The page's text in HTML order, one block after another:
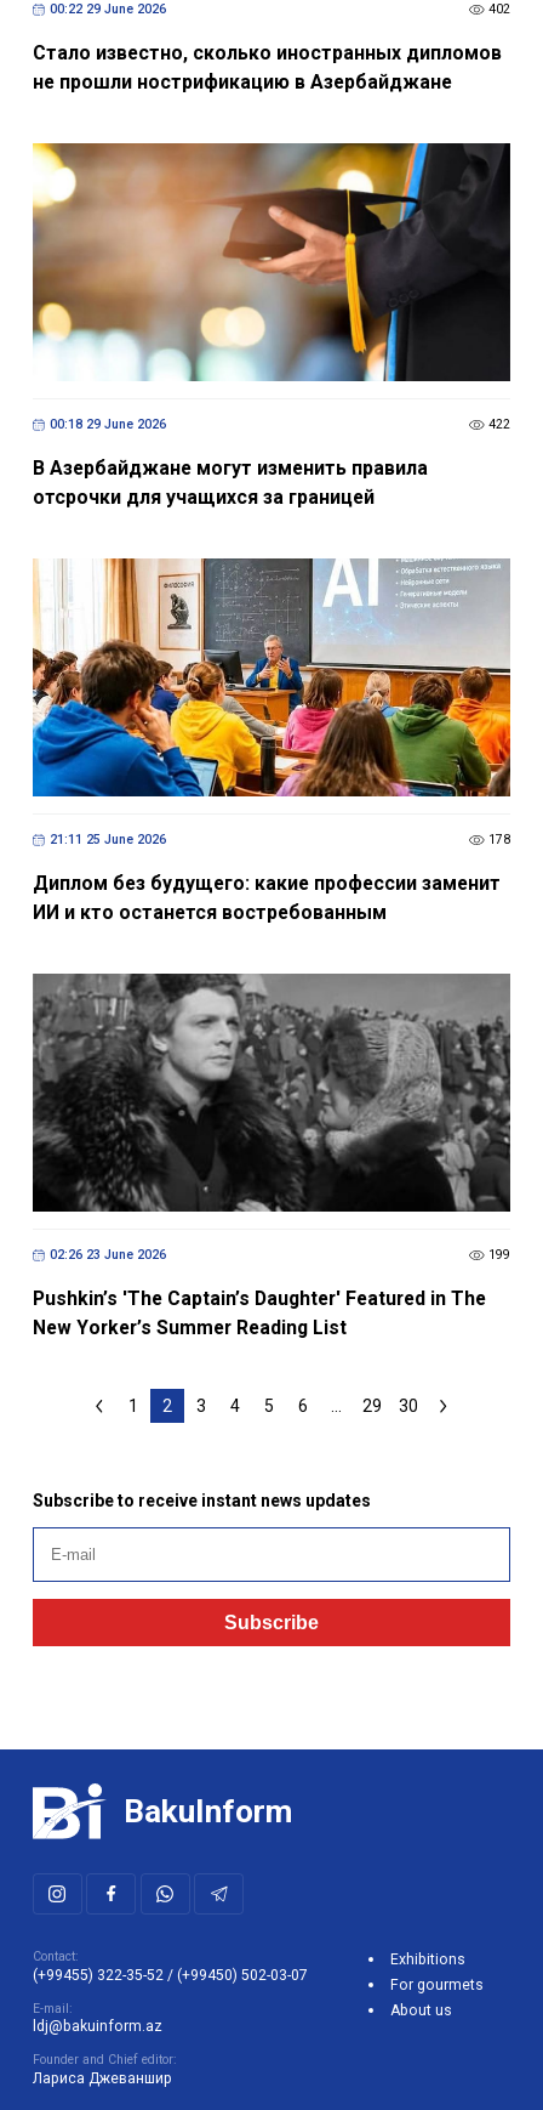
00:22 29 June 2026 402
Стало известно, сколько иностранных дипломов
не прошли нострификацию в Азербайджане
00:18 29 June 2026 422
В Азербайджане могут изменить правила
отсрочки для учащихся за границей
21:11 25 June 2026 178
Диплом без будущего: какие профессии заменит
ИИ и кто останется востребованным
02:26 23 June 2026 199
Pushkin’s 'The Captain’s Daughter' Featured in The
New Yorker’s Summer Reading List
1 2 3 4 5 6 ... 29 30
Subscribe to receive instant news updates
Subscribe
BakuInform
Contact:
(+99455) 322-35-52 / (+99450) 502-03-07
E-mail:
ldj@bakuinform.az
Founder and Chief editor:
Лариса Джеваншир
Exhibitions
For gourmets
About us